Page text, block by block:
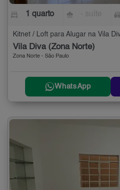
1 quarto
Vila Diva (Zona Norte)
Zona Norte - São Paulo
WhatsApp